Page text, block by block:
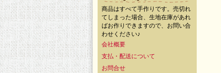
商品はすべて手作りです。売切れ
てしまった場合、生地在庫があれ
ばお作りできますので、お問い合
わせください♪
会社概要
支払・配送について
お問合せ